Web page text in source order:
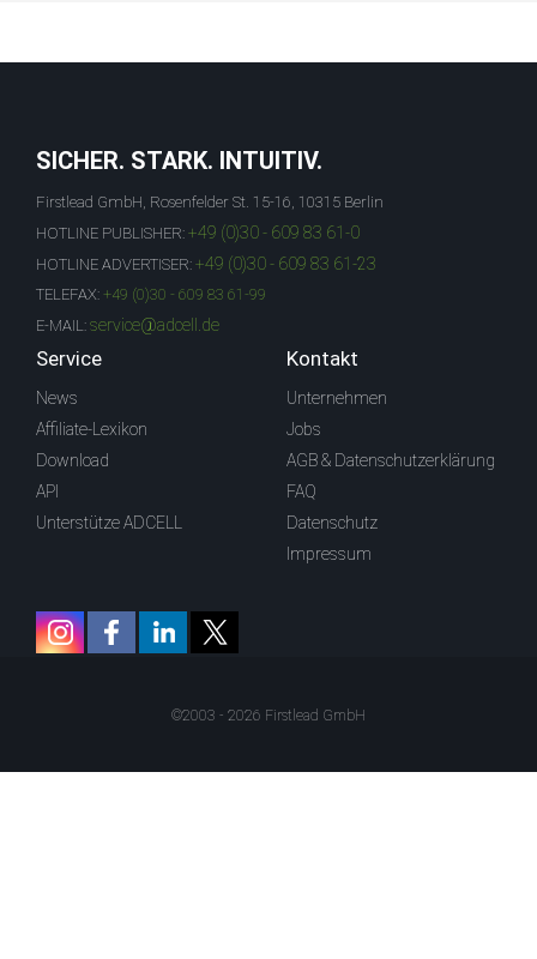
SICHER. STARK. INTUITIV.
Firstlead GmbH, Rosenfelder St. 15-16, 10315 Berlin
HOTLINE PUBLISHER: +49 (0)30 - 609 83 61-0
HOTLINE ADVERTISER: +49 (0)30 - 609 83 61-23
TELEFAX: +49 (0)30 - 609 83 61-99
E-MAIL: service@adcell.de
Service
News
Affiliate-Lexikon
Download
API
Unterstütze ADCELL
Kontakt
Unternehmen
Jobs
AGB & Datenschutzerklärung
FAQ
Datenschutz
Impressum
©2003 - 2026 Firstlead GmbH